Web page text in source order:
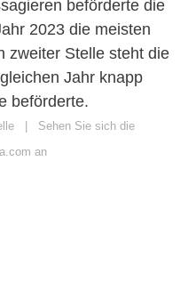
beförderte die
2023 die meisten
zweiter Stelle steht die
Jahr knapp
beförderte.
| Sehen Sie sich die
an